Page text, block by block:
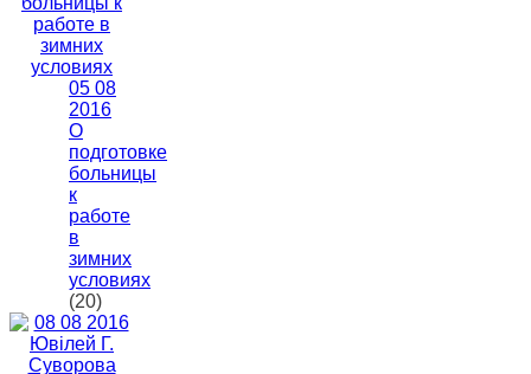
05 08
2016
О
подготовке
больницы
к
работе
в
зимних
условиях
(20)